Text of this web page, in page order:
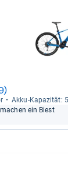
Akku-​Kapa­zi­tät:
ein Biest